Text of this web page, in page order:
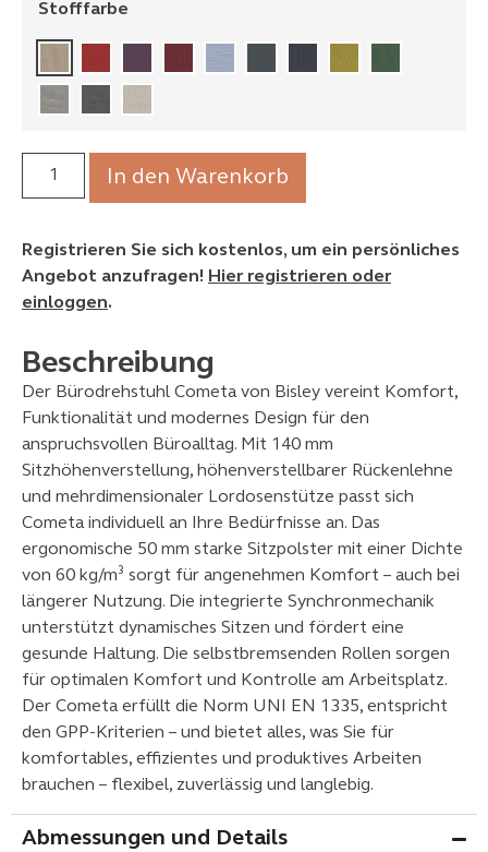
Stofffarbe
In den Warenkorb
Registrieren Sie sich kostenlos, um ein persönliches
Angebot anzufragen! Hier registrieren oder
einloggen.
Beschreibung
Der Bürodrehstuhl Cometa von Bisley vereint Komfort,
Funktionalität und modernes Design für den
anspruchsvollen Büroalltag. Mit 140 mm
Sitzhöhenverstellung, höhenverstellbarer Rückenlehne
und mehrdimensionaler Lordosenstütze passt sich
Cometa individuell an Ihre Bedürfnisse an. Das
ergonomische 50 mm starke Sitzpolster mit einer Dichte
von 60 kg/m³ sorgt für angenehmen Komfort – auch bei
längerer Nutzung. Die integrierte Synchronmechanik
unterstützt dynamisches Sitzen und fördert eine
gesunde Haltung. Die selbstbremsenden Rollen sorgen
für optimalen Komfort und Kontrolle am Arbeitsplatz.
Der Cometa erfüllt die Norm UNI EN 1335, entspricht
den GPP-Kriterien – und bietet alles, was Sie für
komfortables, effizientes und produktives Arbeiten
brauchen – flexibel, zuverlässig und langlebig.
Abmessungen und Details